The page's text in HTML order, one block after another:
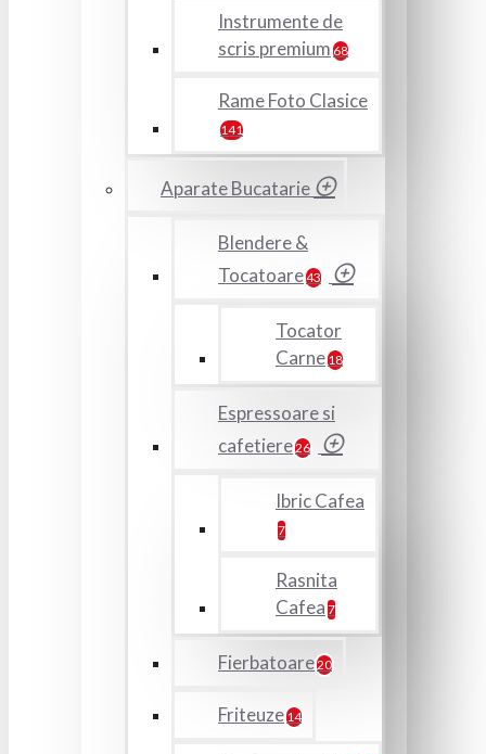
Instrumente de
scris premium 68
Rame Foto Clasice
141
Aparate Bucatarie
Blendere &
Tocatoare43
Tocator
Carne18
Espressoare si
cafetiere26
Ibric Cafea
7
Rasnita
Cafea 7
Fierbatoare20
Friteuze14